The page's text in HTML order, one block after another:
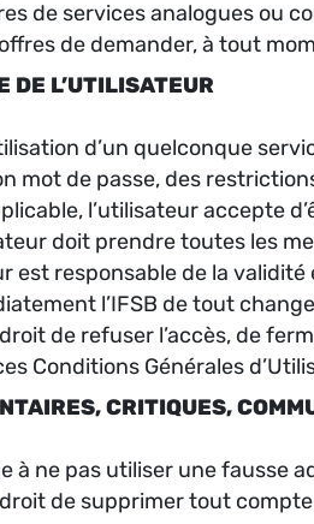
de services analogues ou
de demander, à tout
L’UTILISATEUR
d’un quelconque
mot de passe, des
l’utilisateur accepte
doit prendre toutes les
est responsable de la
l’IFSB de tout
droit de refuser l’accès, de
Conditions Générales
CRITIQUES,
à ne pas utiliser une fausse
droit de supprimer tout